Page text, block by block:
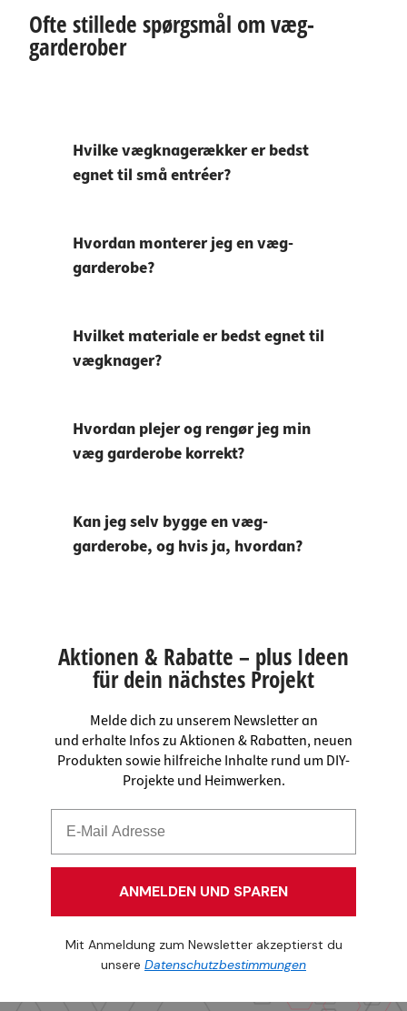
Ofte stillede spørgsmål om væg-
garderober
Hvilke vægknagerækker er bedst
egnet til små entréer?
Hvordan monterer jeg en væg-
garderobe?
Hvilket materiale er bedst egnet til
vægknager?
Hvordan plejer og rengør jeg min
væg garderobe korrekt?
Kan jeg selv bygge en væg-
garderobe, og hvis ja, hvordan?
Aktionen & Rabatte – plus Ideen
für dein nächstes Projekt
Melde dich zu unserem Newsletter an
und erhalte Infos zu Aktionen & Rabatten, neuen
Produkten sowie hilfreiche Inhalte rund um DIY-
Projekte und Heimwerken.
ANMELDEN UND SPAREN
Mit Anmeldung zum Newsletter akzeptierst du
unsere Datenschutzbestimmungen